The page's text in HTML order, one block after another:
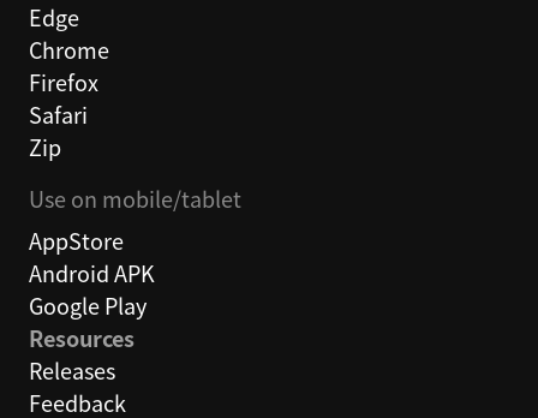
Edge
Chrome
Firefox
Safari
Zip
Use on mobile/tablet
AppStore
Android APK
Google Play
Resources
Releases
Feedback